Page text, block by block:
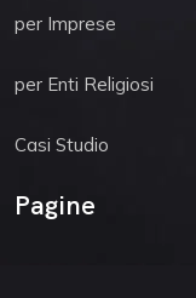
per Imprese
per Enti Religiosi
Casi Studio
Pagine